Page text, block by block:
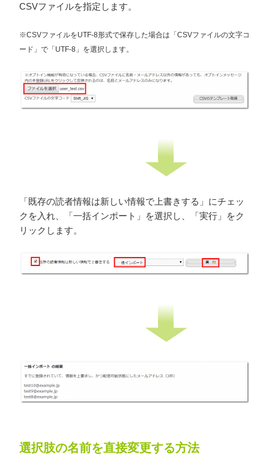
CSVファイルを指定します。
※CSVファイルをUTF-8形式で保存した場合は「CSVファイルの文字コ
ード」で「UTF-8」を選択します。
「既存の読者情報は新しい情報で上書きする」にチェッ
クを入れ、「一括インポート」を選択し、「実行」をク
リックします。
選択肢の名前を直接変更する方法